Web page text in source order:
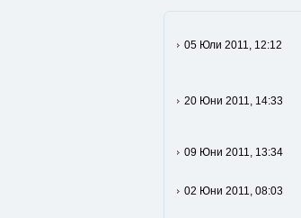
05 Юли 2011, 12:12
20 Юни 2011, 14:33
09 Юни 2011, 13:34
02 Юни 2011, 08:03